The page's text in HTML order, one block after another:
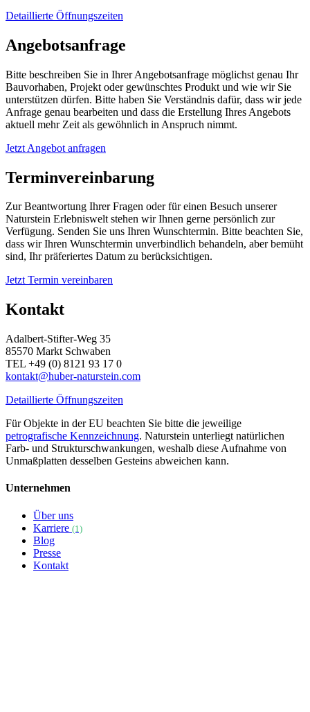
Detaillierte Öffnungszeiten
Angebotsanfrage
Bitte beschreiben Sie in Ihrer Angebotsanfrage möglichst genau Ihr
Bauvorhaben, Projekt oder gewünschtes Produkt und wie wir Sie
unterstützen dürfen. Bitte haben Sie Verständnis dafür, dass wir jede
Anfrage genau bearbeiten und dass die Erstellung Ihres Angebots
aktuell mehr Zeit als gewöhnlich in Anspruch nimmt.
Jetzt Angebot anfragen
Terminvereinbarung
Zur Beantwortung Ihrer Fragen oder für einen Besuch unserer
Naturstein Erlebniswelt stehen wir Ihnen gerne persönlich zur
Verfügung. Senden Sie uns Ihren Wunschtermin. Bitte beachten Sie,
dass wir Ihren Wunschtermin unverbindlich behandeln, aber bemüht
sind, Ihr präferiertes Datum zu berücksichtigen.
Jetzt Termin vereinbaren
Kontakt
Adalbert-Stifter-Weg 35
85570 Markt Schwaben
TEL +49 (0) 8121 93 17 0
kontakt@huber-naturstein.com
Detaillierte Öffnungszeiten
Für Objekte in der EU beachten Sie bitte die jeweilige
petrografische Kennzeichnung. Naturstein unterliegt natürlichen
Farb- und Strukturschwankungen, weshalb diese Aufnahme von
Unmaßplatten desselben Gesteins abweichen kann.
Unternehmen
Über uns
Karriere (1)
Blog
Presse
Kontakt